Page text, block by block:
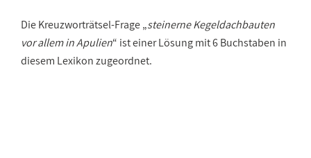
Die Kreuzworträtsel-Frage „steinerne Kegeldachbauten
vor allem in Apulien“ ist einer Lösung mit 6 Buchstaben in
diesem Lexikon zugeordnet.